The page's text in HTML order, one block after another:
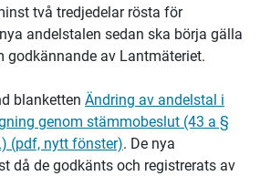
två tredjedelar rösta för
andelstalen sedan ska börja gälla
godkännande av Lantmäteriet.
blanketten Ändring av andelstal i
genom stämmobeslut (43 a §
(pdf, nytt fönster). De nya
då de godkänts och registrerats av